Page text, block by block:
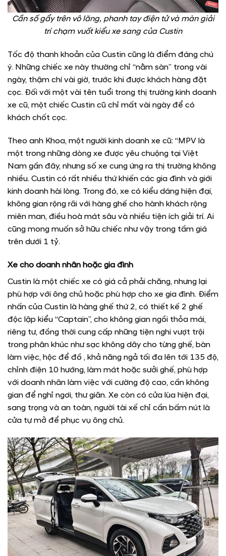
Cần số gẩy trên vô lăng, phanh tay điện tử và màn giải
trí chạm vuốt kiểu xe sang của Custin
Tốc độ thanh khoản của Custin cũng là điểm đáng chú
ý. Những chiếc xe này thường chỉ “nằm sàn” trong vài
ngày, thậm chí vài giờ, trước khi được khách hàng đặt
cọc. Đối với một vài tên tuổi trong thị trường kinh doanh
xe cũ, một chiếc Custin cũ chỉ mất vài ngày để có
khách chốt cọc.
Theo anh Khoa, một người kinh doanh xe cũ: “MPV là
một trong những dòng xe được yêu chuộng tại Việt
Nam gần đây, nhưng số xe cung ứng ra thị trường không
nhiều. Custin có rất nhiều thứ khiến các gia đình và giới
kinh doanh hài lòng. Trong đó, xe có kiểu dáng hiện đại,
không gian rộng rãi với hàng ghế cho hành khách rộng
miên man, điều hoà mát sâu và nhiều tiện ích giải trí. Ai
cũng mong muốn sở hữu chiếc như vậy trong tầm giá
trên dưới 1 tỷ.
Xe cho doanh nhân hoặc gia đình
Custin là một chiếc xe có giá cả phải chăng, nhưng lại
phù hợp với ông chủ hoặc phù hợp cho xe gia đình. Điểm
nhấn của Custin là hàng ghế thứ 2, có thiết kế 2 ghế
độc lập kiểu “Captain”, cho không gian ngồi thỏa mái,
riêng tư, đồng thời cung cấp những tiện nghi vượt trội
trong phân khúc như sạc không dây cho từng ghế, bàn
làm việc, hộc để đồ , khả năng ngả tối đa lên tới 135 độ,
chỉnh điện 10 hướng, làm mát hoặc sưởi ghế, phù hợp
với doanh nhân làm việc với cường độ cao, cần không
gian để nghỉ ngơi, thư giãn. Xe còn có cửa lùa hiện đại,
sang trọng và an toàn, người tài xế chỉ cần bấm nút là
cửa tự mở để phục vụ ông chủ.